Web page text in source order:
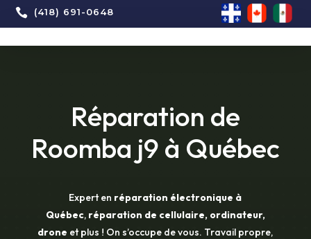
 (418) 691-0648
Réparation de
Roomba j9 à Québec
Expert en réparation électronique à
Québec, réparation de cellulaire, ordinateur,
drone et plus ! On s’occupe de vous. Travail propre,